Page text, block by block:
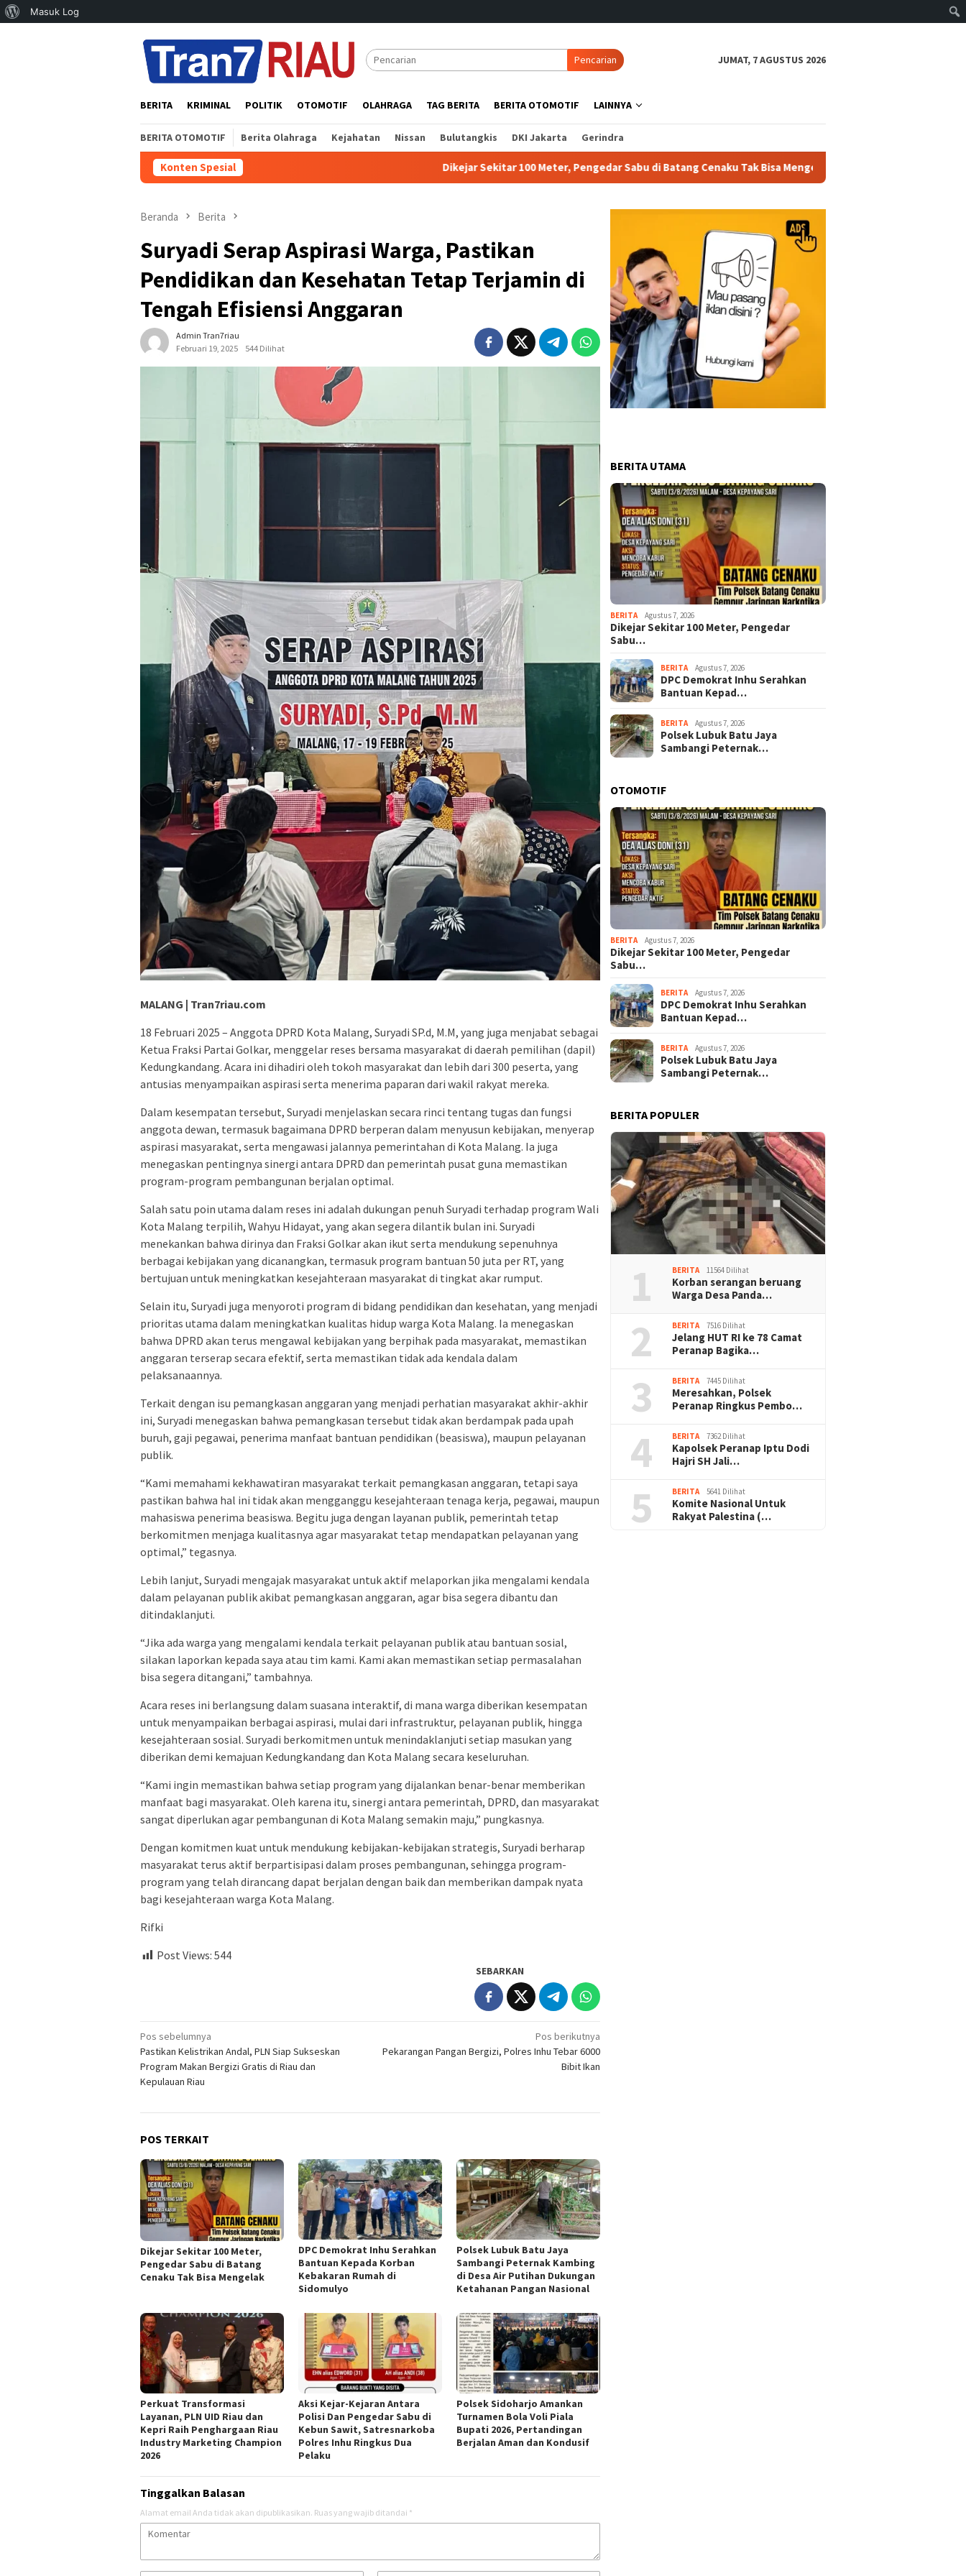
Tentang
Masuk Log
Pencarian JUMAT, 7 AGUSTUS 2026
BERITA KRIMINAL POLITIK OTOMOTIF OLAHRAGA TAG BERITA BERITA OTOMOTIF LAINNYA
BERITA OTOMOTIF Berita Olahraga Kejahatan Nissan Bulutangkis DKI Jakarta Gerindra
Konten Spesial Dikejar Sekitar 100 Meter, Pengedar Sabu di Batang Cenaku Tak Bisa Mengelak DPC Demokrat Inhu Serahkan Bantuan
Beranda Berita
Suryadi Serap Aspirasi Warga, Pastikan
Pendidikan dan Kesehatan Tetap Terjamin di
Tengah Efisiensi Anggaran
Admin Tran7riau
Februari 19, 2025
544 Dilihat
MALANG | Tran7riau.com
18 Februari 2025 – Anggota DPRD Kota Malang, Suryadi SP.d, M.M, yang juga menjabat sebagai
Ketua Fraksi Partai Golkar, menggelar reses bersama masyarakat di daerah pemilihan (dapil)
Kedungkandang. Acara ini dihadiri oleh tokoh masyarakat dan lebih dari 300 peserta, yang
antusias menyampaikan aspirasi serta menerima paparan dari wakil rakyat mereka.
Dalam kesempatan tersebut, Suryadi menjelaskan secara rinci tentang tugas dan fungsi
anggota dewan, termasuk bagaimana DPRD berperan dalam menyusun kebijakan, menyerap
aspirasi masyarakat, serta mengawasi jalannya pemerintahan di Kota Malang. Ia juga
menegaskan pentingnya sinergi antara DPRD dan pemerintah pusat guna memastikan
program-program pembangunan berjalan optimal.
Salah satu poin utama dalam reses ini adalah dukungan penuh Suryadi terhadap program Wali
Kota Malang terpilih, Wahyu Hidayat, yang akan segera dilantik bulan ini. Suryadi
menekankan bahwa dirinya dan Fraksi Golkar akan ikut serta mendukung sepenuhnya
berbagai kebijakan yang dicanangkan, termasuk program bantuan 50 juta per RT, yang
bertujuan untuk meningkatkan kesejahteraan masyarakat di tingkat akar rumput.
Selain itu, Suryadi juga menyoroti program di bidang pendidikan dan kesehatan, yang menjadi
prioritas utama dalam meningkatkan kualitas hidup warga Kota Malang. Ia menegaskan
bahwa DPRD akan terus mengawal kebijakan yang berpihak pada masyarakat, memastikan
anggaran terserap secara efektif, serta memastikan tidak ada kendala dalam
pelaksanaannya.
Terkait dengan isu pemangkasan anggaran yang menjadi perhatian masyarakat akhir-akhir
ini, Suryadi menegaskan bahwa pemangkasan tersebut tidak akan berdampak pada upah
buruh, gaji pegawai, penerima manfaat bantuan pendidikan (beasiswa), maupun pelayanan
publik.
“Kami memahami kekhawatiran masyarakat terkait pemangkasan anggaran, tetapi saya
pastikan bahwa hal ini tidak akan mengganggu kesejahteraan tenaga kerja, pegawai, maupun
mahasiswa penerima beasiswa. Begitu juga dengan layanan publik, pemerintah tetap
berkomitmen menjaga kualitasnya agar masyarakat tetap mendapatkan pelayanan yang
optimal,” tegasnya.
Lebih lanjut, Suryadi mengajak masyarakat untuk aktif melaporkan jika mengalami kendala
dalam pelayanan publik akibat pemangkasan anggaran, agar bisa segera dibantu dan
ditindaklanjuti.
“Jika ada warga yang mengalami kendala terkait pelayanan publik atau bantuan sosial,
silakan laporkan kepada saya atau tim kami. Kami akan memastikan setiap permasalahan
bisa segera ditangani,” tambahnya.
Acara reses ini berlangsung dalam suasana interaktif, di mana warga diberikan kesempatan
untuk menyampaikan berbagai aspirasi, mulai dari infrastruktur, pelayanan publik, hingga
kesejahteraan sosial. Suryadi berkomitmen untuk menindaklanjuti setiap masukan yang
diberikan demi kemajuan Kedungkandang dan Kota Malang secara keseluruhan.
“Kami ingin memastikan bahwa setiap program yang dijalankan benar-benar memberikan
manfaat bagi masyarakat. Oleh karena itu, sinergi antara pemerintah, DPRD, dan masyarakat
sangat diperlukan agar pembangunan di Kota Malang semakin maju,” pungkasnya.
Dengan komitmen kuat untuk mendukung kebijakan-kebijakan strategis, Suryadi berharap
masyarakat terus aktif berpartisipasi dalam proses pembangunan, sehingga program-
program yang telah dirancang dapat berjalan dengan baik dan memberikan dampak nyata
bagi kesejahteraan warga Kota Malang.
Rifki
Post Views: 544
SEBARKAN
Navigasi
pos
Pos sebelumnya
Pastikan Kelistrikan Andal, PLN Siap Sukseskan
Program Makan Bergizi Gratis di Riau dan
Kepulauan Riau
Pos berikutnya
Pekarangan Pangan Bergizi, Polres Inhu Tebar 6000
Bibit Ikan
POS TERKAIT
Dikejar Sekitar 100 Meter,
Pengedar Sabu di Batang
Cenaku Tak Bisa Mengelak
DPC Demokrat Inhu Serahkan
Bantuan Kepada Korban
Kebakaran Rumah di
Sidomulyo
Polsek Lubuk Batu Jaya
Sambangi Peternak Kambing
di Desa Air Putihan Dukungan
Ketahanan Pangan Nasional
Perkuat Transformasi
Layanan, PLN UID Riau dan
Kepri Raih Penghargaan Riau
Industry Marketing Champion
2026
Aksi Kejar-Kejaran Antara
Polisi Dan Pengedar Sabu di
Kebun Sawit, Satresnarkoba
Polres Inhu Ringkus Dua
Pelaku
Polsek Sidoharjo Amankan
Turnamen Bola Voli Piala
Bupati 2026, Pertandingan
Berjalan Aman dan Kondusif
Tinggalkan Balasan
Alamat email Anda tidak akan dipublikasikan. Ruas yang wajib ditandai *
BERITA UTAMA
BERITA Agustus 7, 2026
Dikejar Sekitar 100 Meter, Pengedar
Sabu…
BERITA Agustus 7, 2026
DPC Demokrat Inhu Serahkan
Bantuan Kepad…
BERITA Agustus 7, 2026
Polsek Lubuk Batu Jaya
Sambangi Peternak…
OTOMOTIF
BERITA Agustus 7, 2026
Dikejar Sekitar 100 Meter, Pengedar
Sabu…
BERITA Agustus 7, 2026
DPC Demokrat Inhu Serahkan
Bantuan Kepad…
BERITA Agustus 7, 2026
Polsek Lubuk Batu Jaya
Sambangi Peternak…
BERITA POPULER
1 BERITA 11564 Dilihat
Korban serangan beruang
Warga Desa Panda…
2 BERITA 7516 Dilihat
Jelang HUT RI ke 78 Camat
Peranap Bagika…
3 BERITA 7445 Dilihat
Meresahkan, Polsek
Peranap Ringkus Pembo…
4 BERITA 7362 Dilihat
Kapolsek Peranap Iptu Dodi
Hajri SH Jali…
5 BERITA 5641 Dilihat
Komite Nasional Untuk
Rakyat Palestina (…